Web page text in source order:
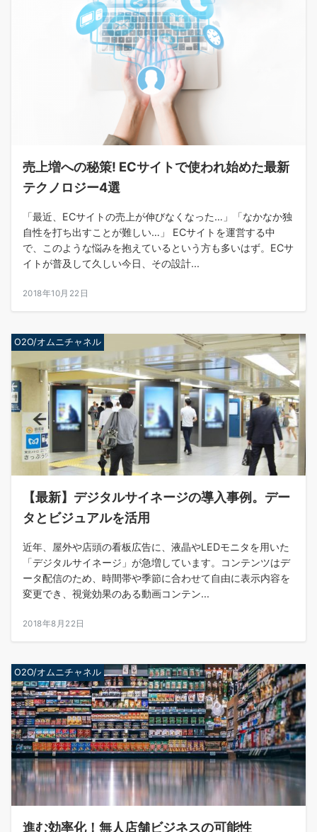
売上増への秘策! ECサイトで使われ始めた最新
テクノロジー4選
「最近、ECサイトの売上が伸びなくなった…」「なかなか独
自性を打ち出すことが難しい…」 ECサイトを運営する中
で、このような悩みを抱えているという方も多いはず。ECサ
イトが普及して久しい今日、その設計...
2018年10月22日
O2O/オムニチャネル
【最新】デジタルサイネージの導入事例。デー
タとビジュアルを活用
近年、屋外や店頭の看板広告に、液晶やLEDモニタを用いた
「デジタルサイネージ」が急増しています。コンテンツはデ
ータ配信のため、時間帯や季節に合わせて自由に表示内容を
変更でき、視覚効果のある動画コンテン...
2018年8月22日
O2O/オムニチャネル
進む効率化！無人店舗ビジネスの可能性